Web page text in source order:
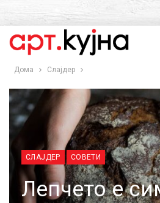
Дома Слајдер
СЛАЈДЕР СОВЕТИ
Лепчето е